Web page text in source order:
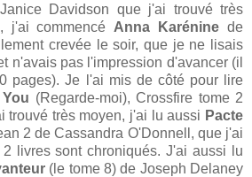
Davidson que j'ai trouvé très
j'ai commencé Anna Karénine de
crevée le soir, que je ne lisais
n'avais pas l'impression d'avancer (il
pages). Je l'ai mis de côté pour lire
(Regarde-moi), Crossfire tome 2
trouvé très moyen, j'ai lu aussi Pacte
2 de Cassandra O'Donnell, que j'ai
livres sont chroniqués. J'ai aussi lu
(le tome 8) de Joseph Delaney